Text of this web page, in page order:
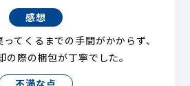
感想
てくるまでの手間がかからず、
の際の梱包が丁寧でした。